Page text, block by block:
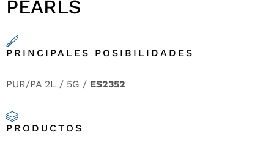
PEARLS
PRINCIPALES POSIBILIDADES
PUR/PA 2L / 5G / ES2352
PRODUCTOS